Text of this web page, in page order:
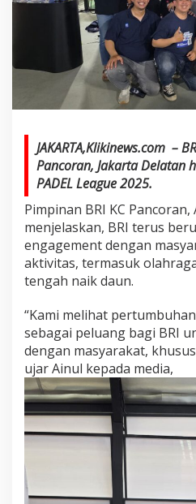
JAKARTA,Klikinews.com –
Pancoran, Jakarta Delatan
PADEL League 2025.
Pimpinan BRI KC Pancoran,
menjelaskan, BRI terus
engagement dengan
aktivitas, termasuk
tengah naik daun.
“Kami melihat
sebagai peluang bagi BRI
dengan masyarakat,
ujar Ainul kepada media,